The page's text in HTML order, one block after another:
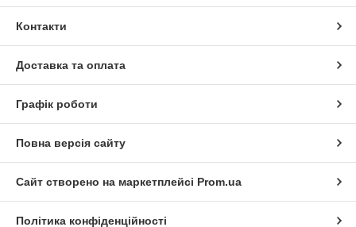
Контакти
Доставка та оплата
Графік роботи
Повна версія сайту
Сайт створено на маркетплейсі Prom.ua
Політика конфіденційності